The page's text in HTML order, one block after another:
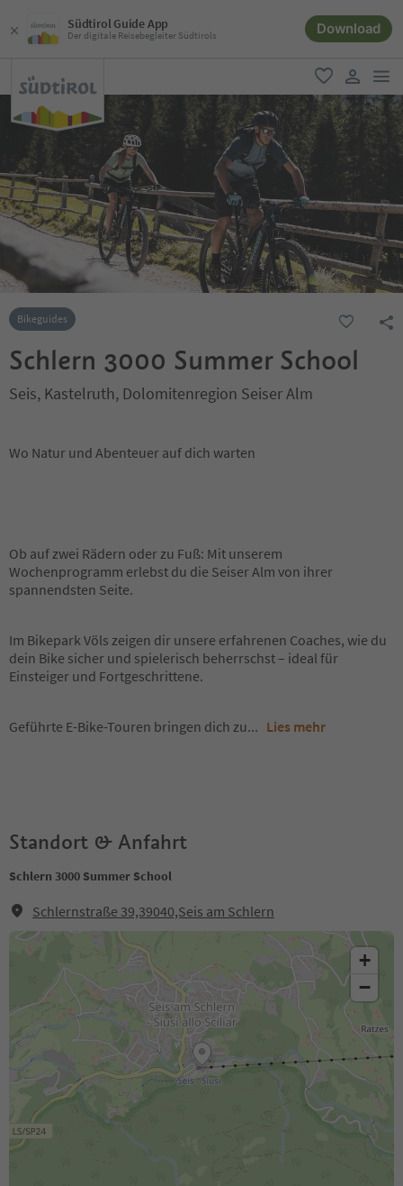
Südtirol Guide App
Der digitale Reisebegleiter Südtirols Download
favorit
user link
Bikeguides
Schlern 3000 Summer School
Seis, Kastelruth, Dolomitenregion Seiser Alm
Wo Natur und Abenteuer auf dich warten
Ob auf zwei Rädern oder zu Fuß: Mit unserem
Wochenprogramm erlebst du die Seiser Alm von ihrer
spannendsten Seite.
Im Bikepark Völs zeigen dir unsere erfahrenen Coaches, wie du
dein Bike sicher und spielerisch beherrschst – ideal für
Einsteiger und Fortgeschrittene.
Geführte E-Bike-Touren bringen dich zu... Lies mehr
Standort & Anfahrt
Schlern 3000 Summer School
Schlernstraße 39,39040,Seis am Schlern
+
−